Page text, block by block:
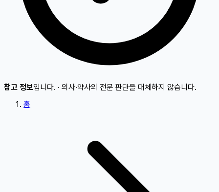
참고 정보입니다. · 의사·약사의 전문 판단을 대체하지 않습니다.
홈